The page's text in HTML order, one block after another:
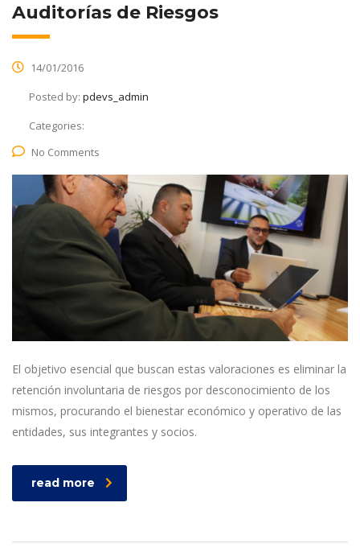
Auditorías de Riesgos
14/01/2016
Posted by: pdevs_admin
Categories:
No Comments
El objetivo esencial que buscan estas valoraciones es eliminar la
retención involuntaria de riesgos por desconocimiento de los
mismos, procurando el bienestar económico y operativo de las
entidades, sus integrantes y socios.
read more